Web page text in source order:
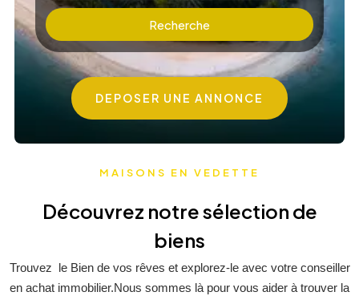
Recherche
DEPOSER UNE ANNONCE
MAISONS EN VEDETTE
Découvrez notre sélection de
biens
Trouvez le Bien de vos rêves et explorez-le avec votre conseiller
en achat immobilier.Nous sommes là pour vous aider à trouver la